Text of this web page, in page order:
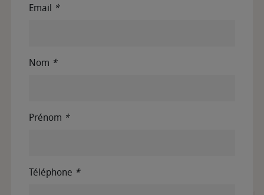
Email *
Nom *
Prénom *
Téléphone *